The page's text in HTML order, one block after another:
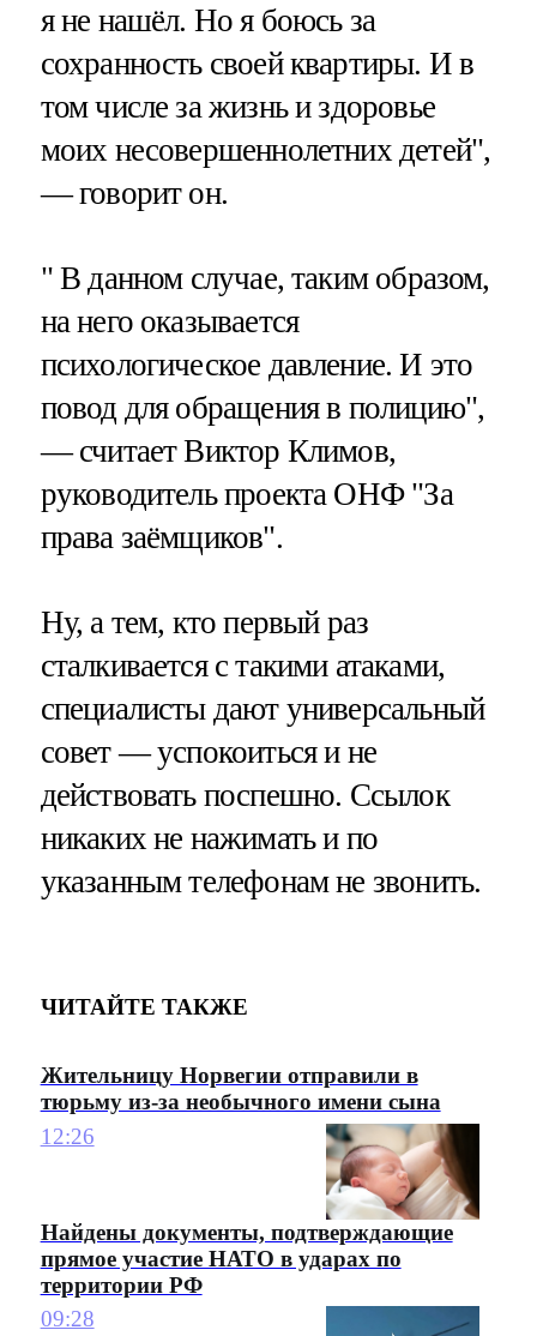
я не нашёл. Но я боюсь за
сохранность своей квартиры. И в
том числе за жизнь и здоровье
моих несовершеннолетних детей",
— говорит он.
" В данном случае, таким образом,
на него оказывается
психологическое давление. И это
повод для обращения в полицию",
— считает Виктор Климов,
руководитель проекта ОНФ "За
права заёмщиков".
Ну, а тем, кто первый раз
сталкивается с такими атаками,
специалисты дают универсальный
совет — успокоиться и не
действовать поспешно. Ссылок
никаких не нажимать и по
указанным телефонам не звонить.
ЧИТАЙТЕ ТАКЖЕ
Жительницу Норвегии отправили в
тюрьму из-за необычного имени сына
12:26
Найдены документы, подтверждающие
прямое участие НАТО в ударах по
территории РФ
09:28